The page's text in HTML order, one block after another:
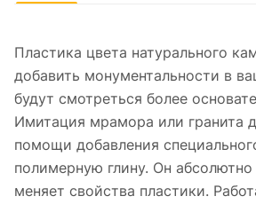
Пластика цвета натурального
добавить монументальности в
будут смотреться более
Имитация мрамора или гранита
помощи добавления
полимерную глину. Он абсолютно
меняет свойства пластики.